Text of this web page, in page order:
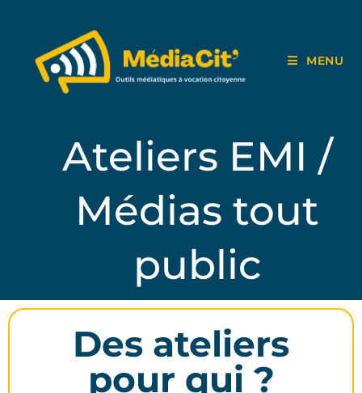
MENU
Ateliers EMI /
Médias tout
public
Des ateliers
pour qui ?